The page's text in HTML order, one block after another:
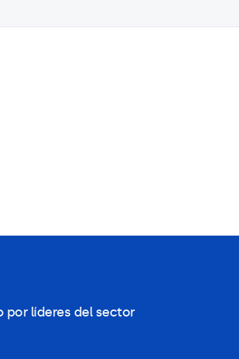
por líderes del sector